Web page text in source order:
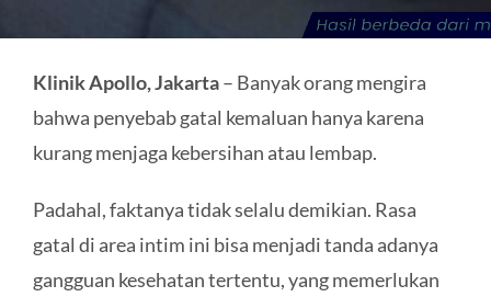
Klinik Apollo, Jakarta– Banyak orang mengira
bahwa penyebab gatal kemaluan hanya karena
kurang menjaga kebersihan atau lembap.
Padahal, faktanya tidak selalu demikian. Rasa
gatal di area intim ini bisa menjadi tanda adanya
gangguan kesehatan tertentu, yang memerlukan